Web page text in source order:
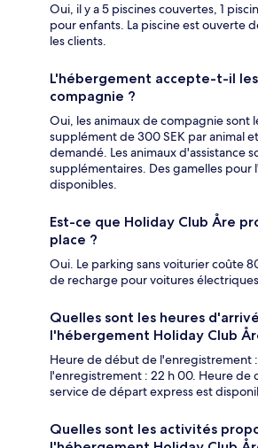
Oui, il y a 5 piscines couvertes, 1
pour enfants. La piscine est ouverte
les clients.
L'hébergement accepte-t-il
compagnie ?
Oui, les animaux de compagnie sont
supplément de 300 SEK par animal
demandé. Les animaux d'assistance
supplémentaires. Des gamelles pour
disponibles.
Est-ce que Holiday Club Åre
place ?
Oui. Le parking sans voiturier coûte
de recharge pour voitures
Quelles sont les heures
l'hébergement Holiday Club
Heure de début de l'enregistrement
l'enregistrement : 22 h 00. Heure de
service de départ express est
Quelles sont les activités